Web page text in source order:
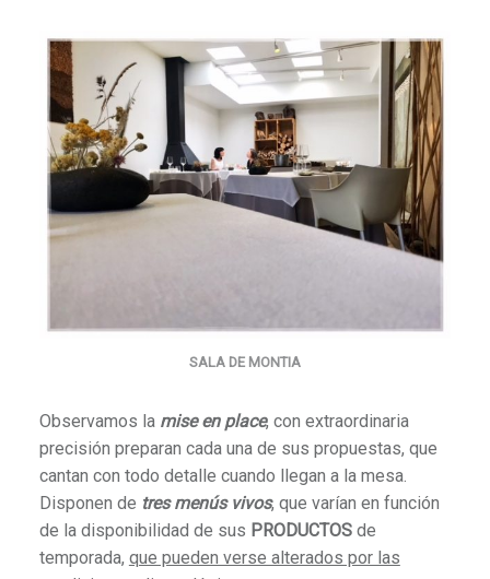
SALA DE MONTIA
Observamos la mise en place, con extraordinaria
precisión preparan cada una de sus propuestas, que
cantan con todo detalle cuando llegan a la mesa.
Disponen de tres menús vivos, que varían en función
de la disponibilidad de sus PRODUCTOSde
temporada, que pueden verse alterados por las